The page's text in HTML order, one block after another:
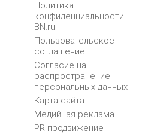
Политика
конфиденциальности
BN.ru
Пользовательское
соглашение
Согласие на
распространение
персональных данных
Карта сайта
Медийная реклама
PR продвижение